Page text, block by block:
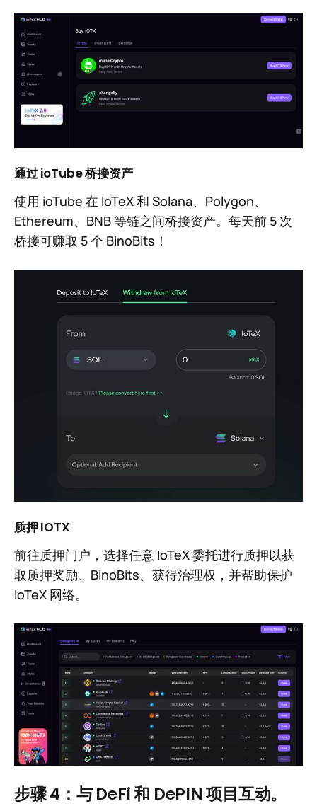
通过 ioTube 桥接资产
使用 ioTube 在 IoTeX 和 Solana、Polygon、
Ethereum、BNB 等链之间桥接资产。每天前 5 次
桥接可赚取 5 个 BinoBits！
质押 IOTX
前往质押门户，选择任意 IoTeX 委托进行质押以获
取质押奖励、BinoBits、获得治理权，并帮助保护
IoTeX 网络。
步骤 4：与 DeFi 和 DePIN 项目互动。